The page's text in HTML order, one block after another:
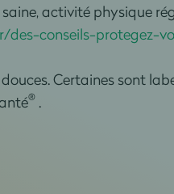
activité physique
conseils-protegez-
Certaines sont
®.